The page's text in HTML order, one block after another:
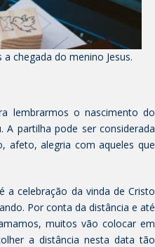
chegada do menino Jesus.
lembrarmos o nascimento do
A partilha pode ser considerada
afeto, alegria com aqueles que
celebração da vinda de Cristo
Por conta da distância e até
muitos vão colocar em
a distância nesta data tão